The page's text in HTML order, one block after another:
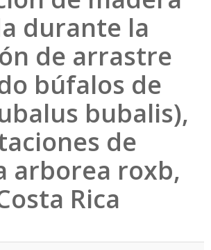
durante la
de arrastre
búfalos de
bubalis),
de
arborea roxb,
Rica